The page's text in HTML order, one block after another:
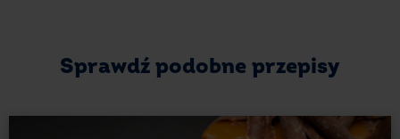
z każdego z owoców do osobnych miseczek. Tak
Sprawdź podobne przepisy